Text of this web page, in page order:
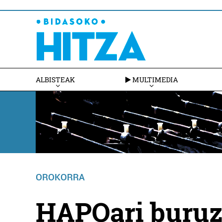
ALBISTEAK MULTIMEDIA
OROKORRA
HAPOari